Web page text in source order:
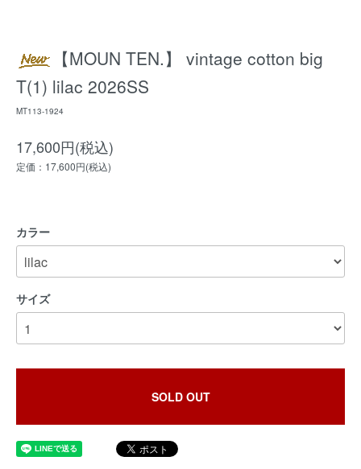
【MOUN TEN.】 vintage cotton big
T(1) lilac 2026SS
MT113-1924
17,600円(税込)
定価：17,600円(税込)
カラー
サイズ
SOLD OUT